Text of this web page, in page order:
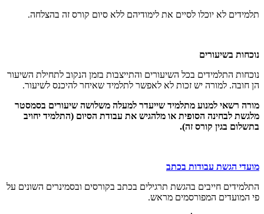
תלמידים לא יוכלו לסיים את לימודיהם ללא סיום קורס זה בהצלחה.
נוכחות בשיעורים
נוכחות התלמידים בכל השיעורים והתייצבות בזמן הנקוב לתחילת השיעור
הן חובה. למורה יש זכות לא לאפשר לתלמיד שאיחר להיכנס לשיעור.
מורה רשאי למנוע מתלמיד שייעדר למעלה משלושה שיעורים בסמסטר
מלגשת לבחינה הסופית או מלהגיש את עבודת הסיום (התלמיד יחויב
בתשלום בגין קורס זה).
מועדי הגשת עבודות בכתב
התלמידים חייבים בהגשת תרגילים בכתב בקורסים ובסמינרים השונים על
פי המועדים המפורסמים מראש.